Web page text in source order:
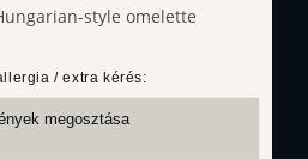
style omelette
/ extra kérés: